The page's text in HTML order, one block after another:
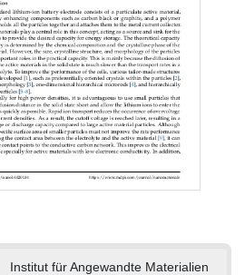
Institut für Angewandte Materialien